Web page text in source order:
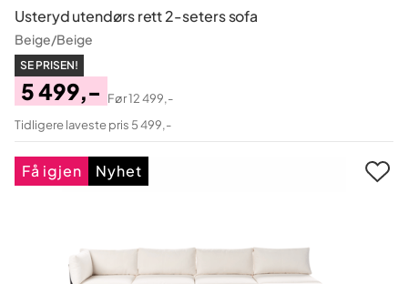
Usteryd utendørs rett 2-seters sofa
Beige/Beige
SE PRISEN!
Pris
5 499,-
Original
Pris
Før12 499,-
Tidligere laveste pris 5 499,-
Få igjen Nyhet